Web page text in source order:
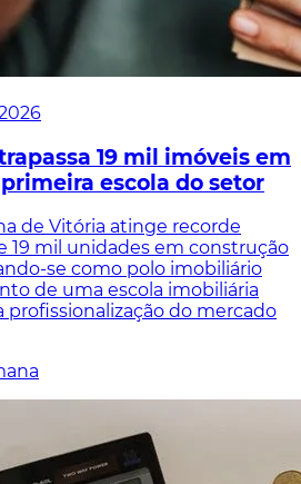
19 mil imóveis em
escola do setor
de Vitória atinge recorde
19 mil unidades em construção
se como polo imobiliário
de uma escola imobiliária
profissionalização do mercado